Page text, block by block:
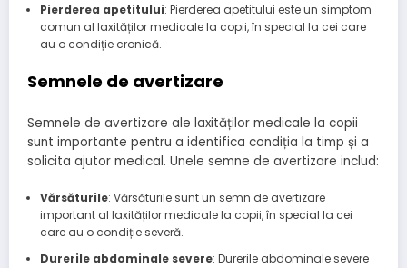
Pierderea apetitului: Pierderea apetitului este un simptom
comun al laxităților medicale la copii, în special la cei care
au o condiție cronică.
Semnele de avertizare
Semnele de avertizare ale laxităților medicale la copii
sunt importante pentru a identifica condiția la timp și a
solicita ajutor medical. Unele semne de avertizare includ:
Vărsăturile: Vărsăturile sunt un semn de avertizare
important al laxităților medicale la copii, în special la cei
care au o condiție severă.
Durerile abdominale severe: Durerile abdominale severe